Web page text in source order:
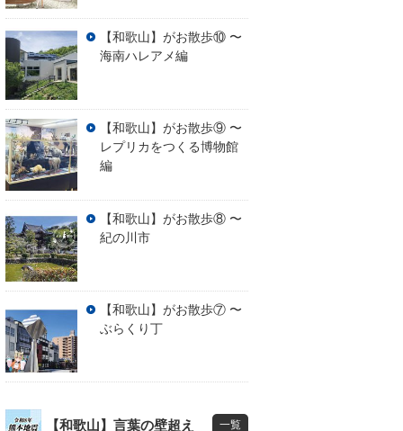
【和歌山】がお散歩⑩ 〜
海南ハレアメ編
【和歌山】がお散歩⑨ 〜
レプリカをつくる博物館
編
【和歌山】がお散歩⑧ 〜
紀の川市
【和歌山】がお散歩⑦ 〜
ぶらくり丁
【和歌山】言葉の壁超え
一覧